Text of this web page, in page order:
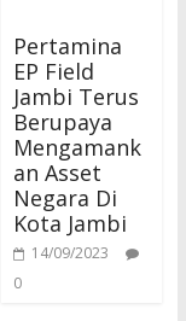
Pertamina
EP Field
Jambi Terus
Berupaya
Mengamank
an Asset
Negara Di
Kota Jambi
14/09/2023
0